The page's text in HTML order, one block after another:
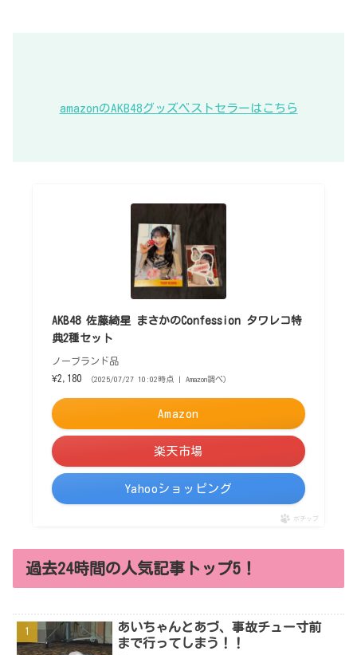
amazonのAKB48グッズベストセラーはこちら
AKB48 佐藤綺星 まさかのConfession タワレコ特
典2種セット
ノーブランド品
¥2,180
（2025/07/27 10:02時点 | Amazon調べ）
Amazon
楽天市場
Yahooショッピング
ポチップ
過去24時間の人気記事トップ5！
あいちゃんとあづ、事故チュー寸前
まで行ってしまう！！